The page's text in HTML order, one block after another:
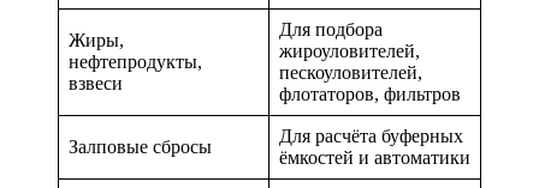
Жиры,
нефтепродукты,
взвеси
Для подбора
жироуловителей,
пескоуловителей,
флотаторов, фильтров
Залповые сбросы
Для расчёта буферных
ёмкостей и автоматики